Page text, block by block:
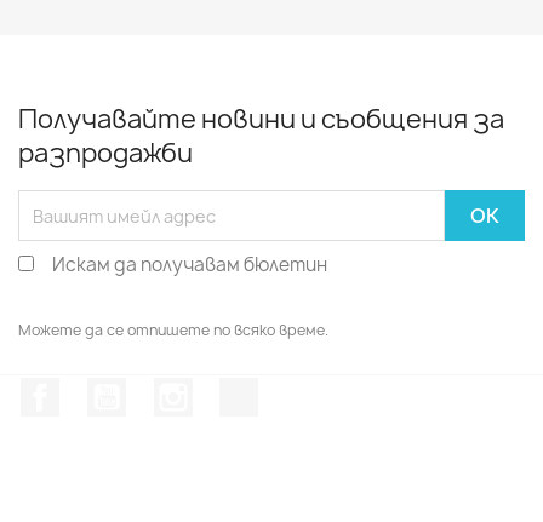
Получавайте новини и съобщения за
разпродажби
Искам да получавам бюлетин
Можете да се отпишете по всяко време.